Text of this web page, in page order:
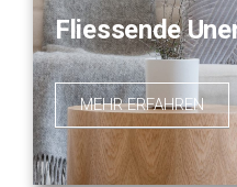
Fliessende
MEHR ERFAHREN